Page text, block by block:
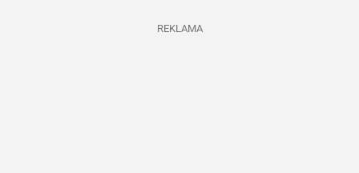
REKLAMA